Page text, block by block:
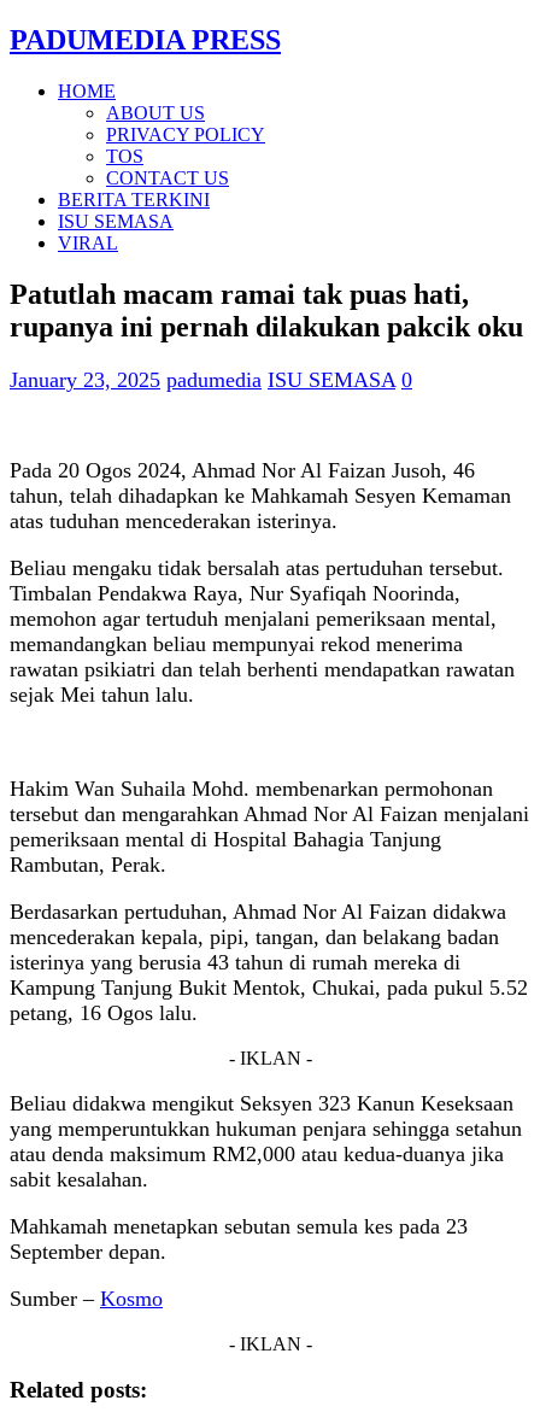
PADUMEDIA PRESS
HOME
ABOUT US
PRIVACY POLICY
TOS
CONTACT US
BERITA TERKINI
ISU SEMASA
VIRAL
Patutlah macam ramai tak puas hati,
rupanya ini pernah dilakukan pakcik oku
January 23, 2025 padumedia ISU SEMASA 0
Pada 20 Ogos 2024, Ahmad Nor Al Faizan Jusoh, 46
tahun, telah dihadapkan ke Mahkamah Sesyen Kemaman
atas tuduhan mencederakan isterinya.
Beliau mengaku tidak bersalah atas pertuduhan tersebut.
Timbalan Pendakwa Raya, Nur Syafiqah Noorinda,
memohon agar tertuduh menjalani pemeriksaan mental,
memandangkan beliau mempunyai rekod menerima
rawatan psikiatri dan telah berhenti mendapatkan rawatan
sejak Mei tahun lalu.
Hakim Wan Suhaila Mohd. membenarkan permohonan
tersebut dan mengarahkan Ahmad Nor Al Faizan menjalani
pemeriksaan mental di Hospital Bahagia Tanjung
Rambutan, Perak.
Berdasarkan pertuduhan, Ahmad Nor Al Faizan didakwa
mencederakan kepala, pipi, tangan, dan belakang badan
isterinya yang berusia 43 tahun di rumah mereka di
Kampung Tanjung Bukit Mentok, Chukai, pada pukul 5.52
petang, 16 Ogos lalu.
- IKLAN -
Beliau didakwa mengikut Seksyen 323 Kanun Keseksaan
yang memperuntukkan hukuman penjara sehingga setahun
atau denda maksimum RM2,000 atau kedua-duanya jika
sabit kesalahan.
Mahkamah menetapkan sebutan semula kes pada 23
September depan.
Sumber – Kosmo
- IKLAN -
Related posts: